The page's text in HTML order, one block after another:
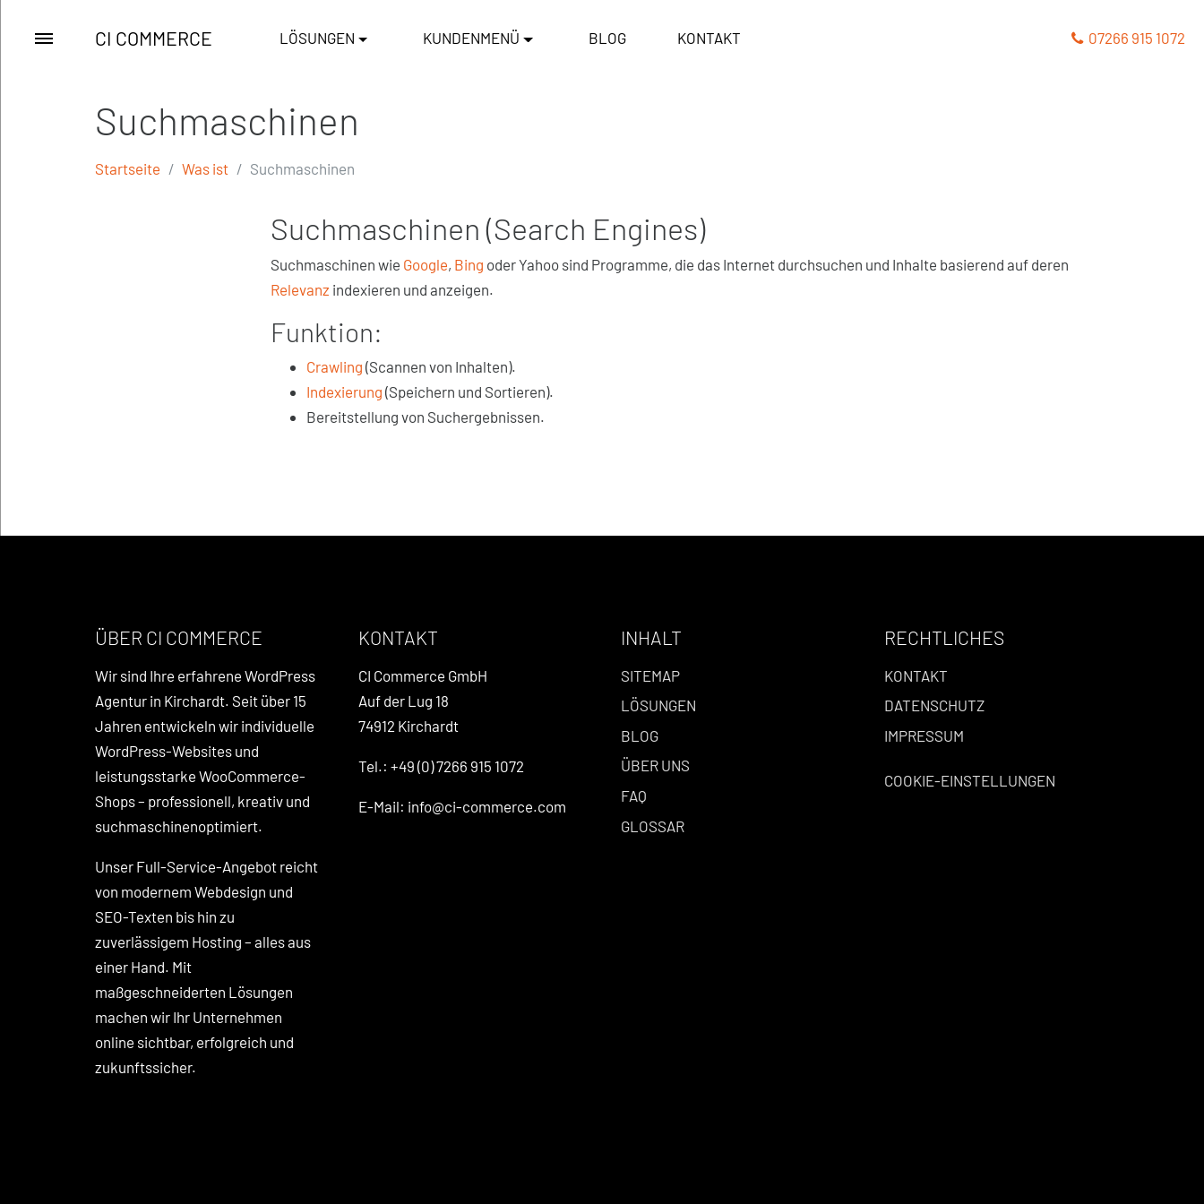
CI COMMERCE 07266 915 1072
LÖSUNGEN KUNDENMENÜ BLOG KONTAKT
Suchmaschinen
Startseite Was ist Suchmaschinen
Suchmaschinen (Search Engines)
Suchmaschinen wie Google, Bing oder Yahoo sind Programme, die das Internet durchsuchen und Inhalte basierend auf deren
Relevanz indexieren und anzeigen.
Funktion:
Crawling (Scannen von Inhalten).
Indexierung (Speichern und Sortieren).
Bereitstellung von Suchergebnissen.
ÜBER CI COMMERCE
Wir sind Ihre erfahrene WordPress
Agentur in Kirchardt. Seit über 15
Jahren entwickeln wir individuelle
WordPress-Websites und
leistungsstarke WooCommerce-
Shops – professionell, kreativ und
suchmaschinenoptimiert.
Unser Full-Service-Angebot reicht
von modernem Webdesign und
SEO-Texten bis hin zu
zuverlässigem Hosting – alles aus
einer Hand. Mit
maßgeschneiderten Lösungen
machen wir Ihr Unternehmen
online sichtbar, erfolgreich und
zukunftssicher.
KONTAKT
CI Commerce GmbH
Auf der Lug 18
74912 Kirchardt
Tel.: +49 (0) 7266 915 1072
E-Mail: info@ci-commerce.com
INHALT
SITEMAP
LÖSUNGEN
BLOG
ÜBER UNS
FAQ
GLOSSAR
RECHTLICHES
KONTAKT
DATENSCHUTZ
IMPRESSUM
COOKIE-EINSTELLUNGEN